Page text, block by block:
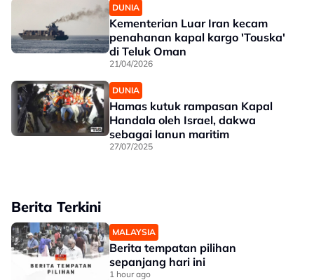
DUNIA
Kementerian Luar Iran kecam
penahanan kapal kargo 'Touska'
di Teluk Oman
21/04/2026
DUNIA
Hamas kutuk rampasan Kapal
Handala oleh Israel, dakwa
sebagai lanun maritim
27/07/2025
Berita Terkini
MALAYSIA
Berita tempatan pilihan
sepanjang hari ini
1 hour ago